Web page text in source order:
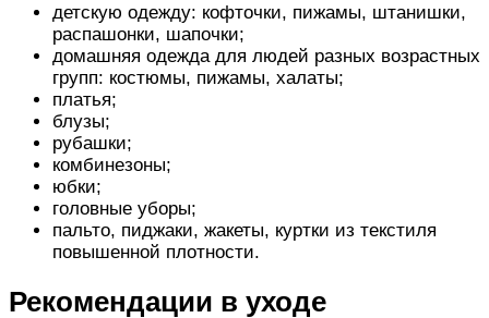
детскую одежду: кофточки, пижамы, штанишки,
распашонки, шапочки;
домашняя одежда для людей разных возрастных
групп: костюмы, пижамы, халаты;
платья;
блузы;
рубашки;
комбинезоны;
юбки;
головные уборы;
пальто, пиджаки, жакеты, куртки из текстиля
повышенной плотности.
Рекомендации в уходе